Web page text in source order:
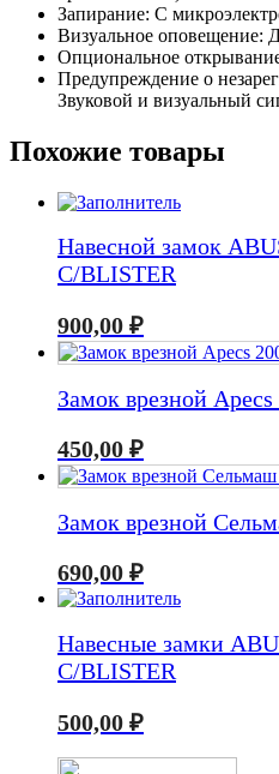
Запирание: С
Визуальное оповещение:
Опциональное
Предупреждение о
Звуковой и визуальный
Похожие товары
Навесной замок
C/BLISTER
900,00 ₽
Замок врезной
450,00 ₽
Замок врезной
690,00 ₽
Навесные замки
C/BLISTER
500,00 ₽